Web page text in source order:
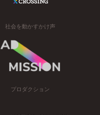
社会を動かすかけ声
プロダクション